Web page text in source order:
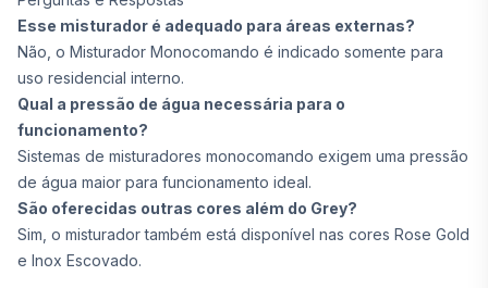
Esse misturador é adequado para áreas externas?
Não, o Misturador Monocomando é indicado somente para
uso residencial interno.
Qual a pressão de água necessária para o
funcionamento?
Sistemas de misturadores monocomando exigem uma pressão
de água maior para funcionamento ideal.
São oferecidas outras cores além do Grey?
Sim, o misturador também está disponível nas cores Rose Gold
e Inox Escovado.